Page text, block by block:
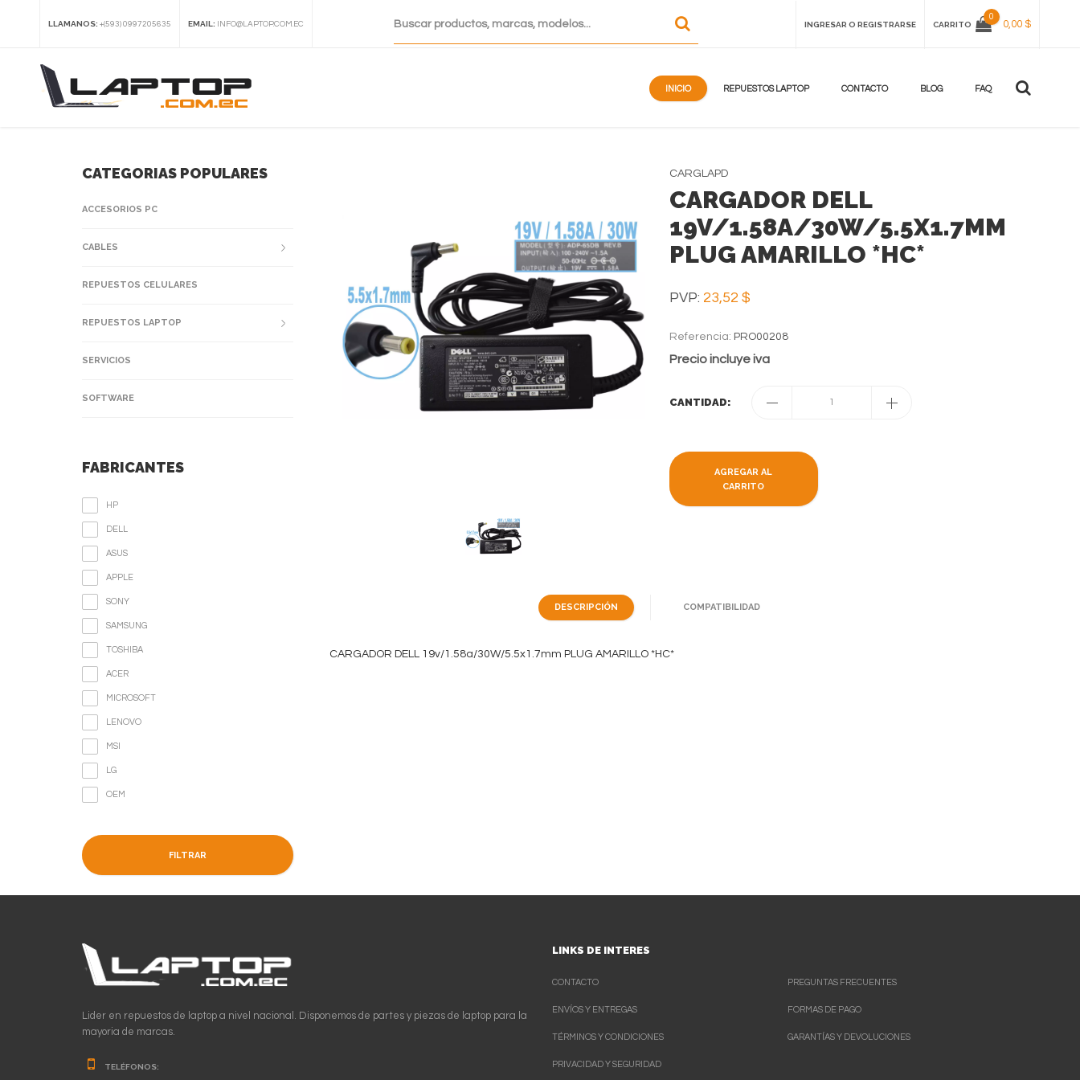
LLAMANOS: +(593) 0997205635 EMAIL: INFO@LAPTOP.COM.EC INGRESAR O REGISTRARSE CARRITO
0
0,00 $
INICIO REPUESTOS LAPTOP CONTACTO BLOG FAQ
CARGLAPD
CARGADOR DELL
19V/1.58A/30W/5.5X1.7MM
PLUG AMARILLO *HC*
PVP: 23,52 $
Referencia: PRO00208
Precio incluye iva
CANTIDAD: 1
AGREGAR AL
CARRITO
DESCRIPCIÓN COMPATIBILIDAD
CARGADOR DELL 19v/1.58a/30W/5.5x1.7mm PLUG AMARILLO *HC*
CATEGORIAS POPULARES
ACCESORIOS PC
CABLES
REPUESTOS CELULARES
REPUESTOS LAPTOP
SERVICIOS
SOFTWARE
FABRICANTES
HP
DELL
ASUS
APPLE
SONY
SAMSUNG
TOSHIBA
ACER
MICROSOFT
LENOVO
MSI
LG
OEM
FILTRAR
Lider en repuestos de laptop a nivel nacional. Disponemos de partes y piezas de laptop para la
mayoria de marcas.
TELÉFONOS:
LINKS DE INTERES
CONTACTO
ENVÍOS Y ENTREGAS
TÉRMINOS Y CONDICIONES
PRIVACIDAD Y SEGURIDAD
PREGUNTAS FRECUENTES
FORMAS DE PAGO
GARANTÍAS Y DEVOLUCIONES